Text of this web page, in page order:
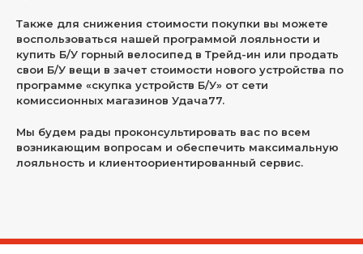
Также для снижения стоимости покупки вы можете
воспользоваться нашей программой лояльности и
купить Б/У горный велосипед в Трейд-ин или продать
свои Б/У вещи в зачет стоимости нового устройства по
программе «скупка устройств Б/У» от сети
комиссионных магазинов Удача77.
Мы будем рады проконсультировать вас по всем
возникающим вопросам и обеспечить максимальную
лояльность и клиентоориентированный сервис.